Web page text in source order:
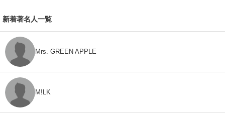
新着著名人一覧
Mrs. GREEN APPLE
M!LK